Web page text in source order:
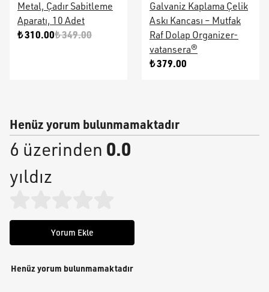
Metal, Çadır Sabitleme
Aparatı, 10 Adet
₺ 310.00₺ 349.00
Galvaniz Kaplama Çelik
Askı Kancası – Mutfak
Raf Dolap Organizer-
vatansera®
₺ 379.00
Henüz yorum bulunmamaktadır
6 üzerinden 0.0
yıldız
Yorum Ekle
Henüz yorum bulunmamaktadır